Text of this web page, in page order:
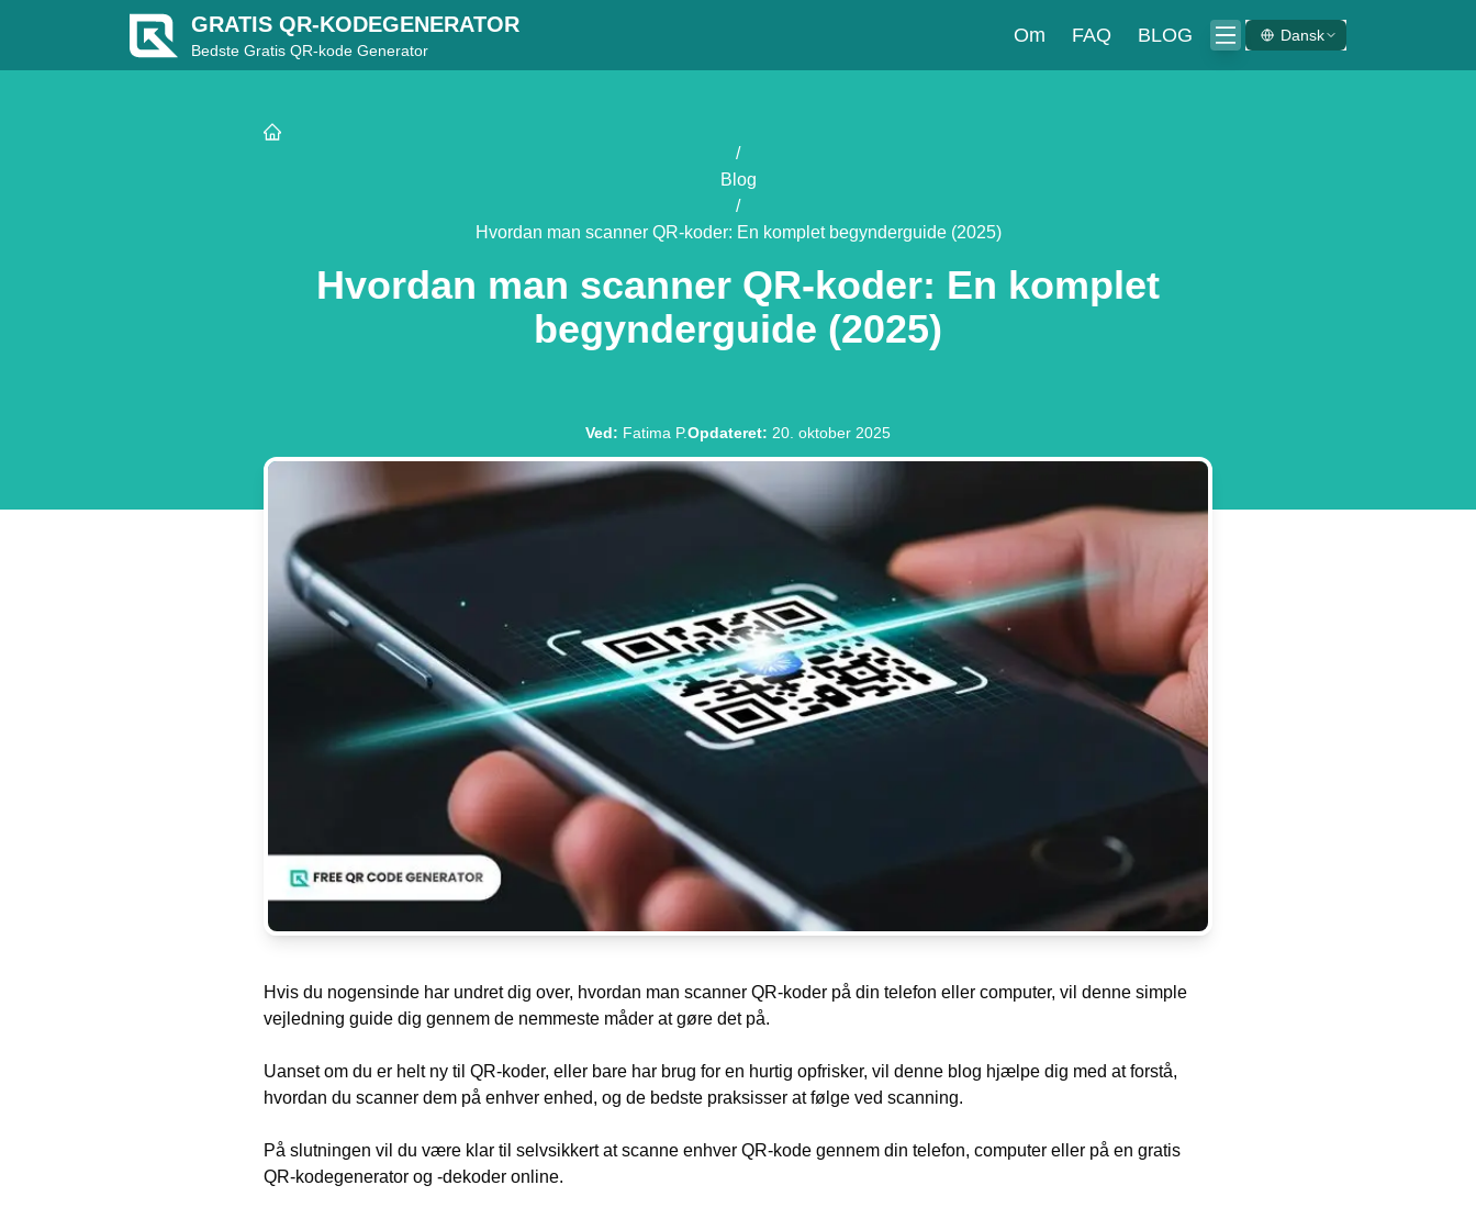
GRATIS QR-KODEGENERATOR
Bedste Gratis QR-kode Generator
Om FAQ BLOG Dansk
/
Blog
/
Hvordan man scanner QR-koder: En komplet begynderguide (2025)
Hvordan man scanner QR-koder: En komplet
begynderguide (2025)
Ved: Fatima P.Opdateret: 20. oktober 2025
Hvis du nogensinde har undret dig over, hvordan man scanner QR-koder på din telefon eller computer, vil denne simple
vejledning guide dig gennem de nemmeste måder at gøre det på.
Uanset om du er helt ny til QR-koder, eller bare har brug for en hurtig opfrisker, vil denne blog hjælpe dig med at forstå,
hvordan du scanner dem på enhver enhed, og de bedste praksisser at følge ved scanning.
På slutningen vil du være klar til selvsikkert at scanne enhver QR-kode gennem din telefon, computer eller på en gratis
QR-kodegenerator og -dekoder online.